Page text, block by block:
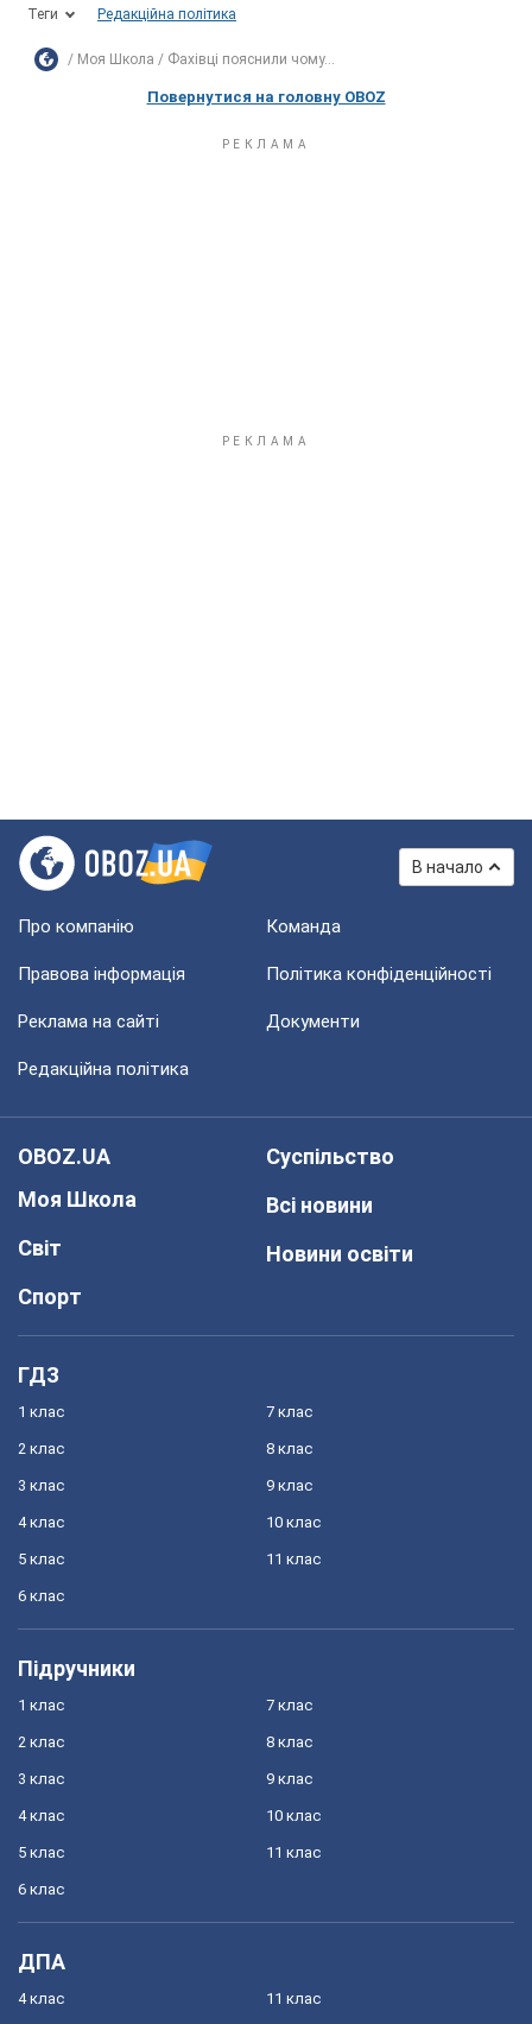
Теги Редакційна політика
Моя Школа Фахівці пояснили чому...
Повернутися на головну OBOZ
В начало
Про компанію Команда
Правова інформація Політика конфіденційності
Реклама на сайті Документи
Редакційна політика
OBOZ.UA
Моя Школа
Світ
Спорт
Суспільство
Всі новини
Новини освіти
ГДЗ
1 клас
2 клас
3 клас
4 клас
5 клас
6 клас
7 клас
8 клас
9 клас
10 клас
11 клас
Підручники
1 клас
2 клас
3 клас
4 клас
5 клас
6 клас
7 клас
8 клас
9 клас
10 клас
11 клас
ДПА
4 клас 11 клас